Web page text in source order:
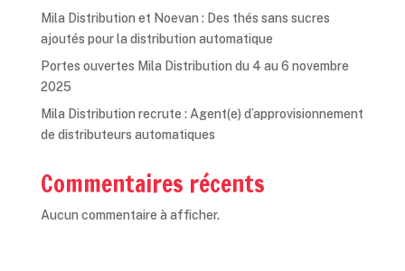
Mila Distribution et Noevan : Des thés sans sucres
ajoutés pour la distribution automatique
Portes ouvertes Mila Distribution du 4 au 6 novembre
2025
Mila Distribution recrute : Agent(e) d’approvisionnement
de distributeurs automatiques
Commentaires récents
Aucun commentaire à afficher.